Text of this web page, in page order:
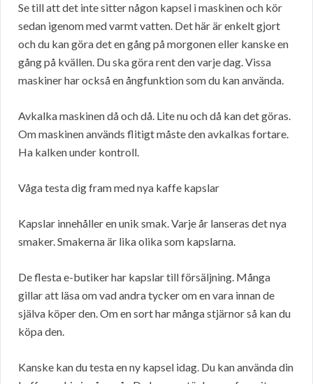
Se till att det inte sitter någon kapsel i maskinen och kör
sedan igenom med varmt vatten. Det här är enkelt gjort
och du kan göra det en gång på morgonen eller kanske en
gång på kvällen. Du ska göra rent den varje dag. Vissa
maskiner har också en ångfunktion som du kan använda.
Avkalka maskinen då och då. Lite nu och då kan det göras.
Om maskinen används flitigt måste den avkalkas fortare.
Ha kalken under kontroll.
Våga testa dig fram med nya kaffe kapslar
Kapslar innehåller en unik smak. Varje år lanseras det nya
smaker. Smakerna är lika olika som kapslarna.
De flesta e-butiker har kapslar till försäljning. Många
gillar att läsa om vad andra tycker om en vara innan de
själva köper den. Om en sort har många stjärnor så kan du
köpa den.
Kanske kan du testa en ny kapsel idag. Du kan använda din